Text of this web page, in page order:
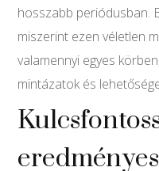
hosszabb periódusban.
miszerint ezen véletlen
valamennyi egyes
mintázatok és